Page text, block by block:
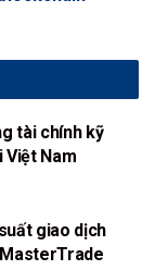
tài chính kỹ
Nam
giao dịch